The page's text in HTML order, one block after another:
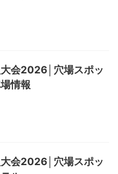
会2026│穴場スポッ
情報
会2026│穴場スポッ